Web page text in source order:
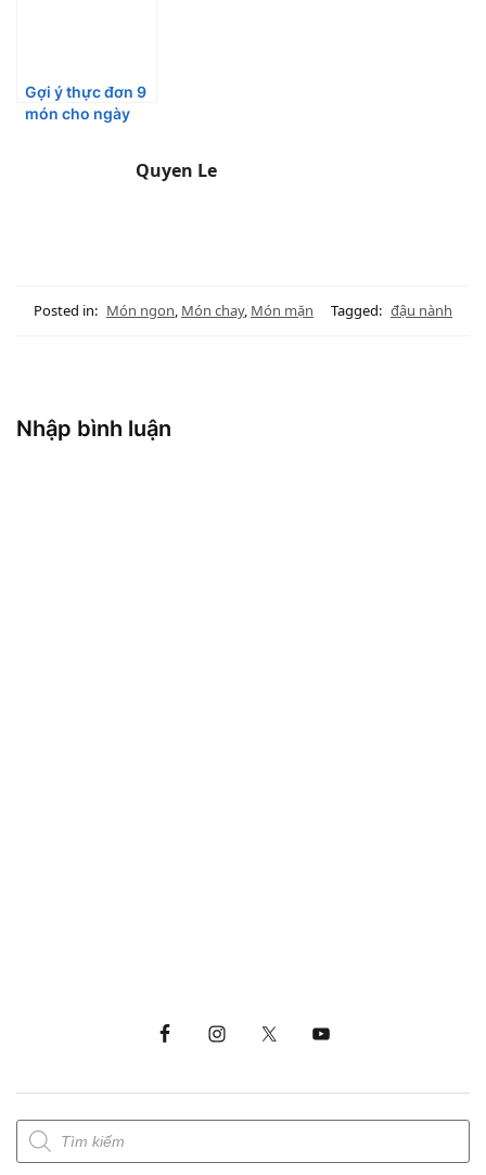
Gợi ý thực đơn 9
món cho ngày
Quyen Le
Posted in: Món ngon, Món chay, Món mặn Tagged: đậu nành
Nhập bình luận